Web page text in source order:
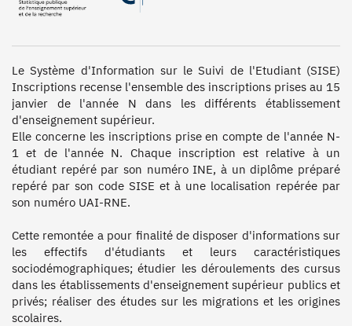
Le Système d'Information sur le Suivi de l'Etudiant (SISE)
Inscriptions recense l'ensemble des inscriptions prises au 15
janvier de l'année N dans les différents établissement
d'enseignement supérieur.
Elle concerne les inscriptions prise en compte de l'année N-
1 et de l'année N. Chaque inscription est relative à un
étudiant repéré par son numéro INE, à un diplôme préparé
repéré par son code SISE et à une localisation repérée par
son numéro UAI-RNE.
Cette remontée a pour finalité de disposer d'informations sur
les effectifs d'étudiants et leurs caractéristiques
sociodémographiques; étudier les déroulements des cursus
dans les établissements d'enseignement supérieur publics et
privés; réaliser des études sur les migrations et les origines
scolaires.